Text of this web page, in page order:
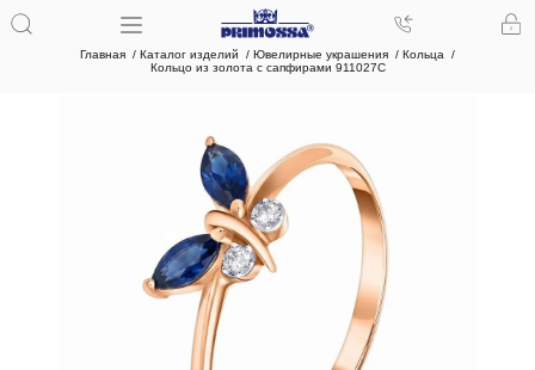
Главная Каталог изделий Ювелирные украшения
Кольца
Кольцо из золота с сапфирами 911027С